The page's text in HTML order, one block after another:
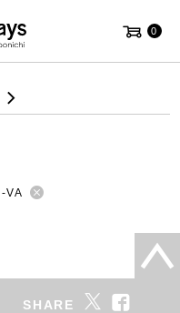
0
VA
SHARE